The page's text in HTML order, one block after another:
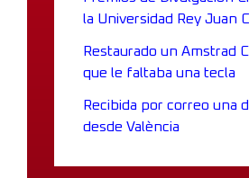
la Universidad Rey Juan
Restaurado un Amstrad
que le faltaba una tecla
Recibida por correo una
desde València